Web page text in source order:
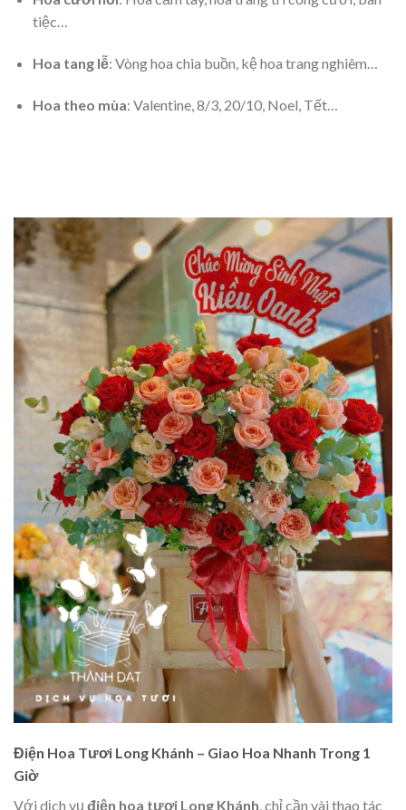
tiệc…
Hoa tang lễ: Vòng hoa chia buồn, kệ hoa trang nghiêm…
Hoa theo mùa: Valentine, 8/3, 20/10, Noel, Tết…
Điện Hoa Tươi Long Khánh – Giao Hoa Nhanh Trong 1
Giờ
Với dịch vụ điện hoa tươi Long Khánh, chỉ cần vài thao tác